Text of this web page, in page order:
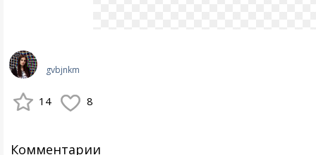
gvbjnkm
14 8
Комментарии